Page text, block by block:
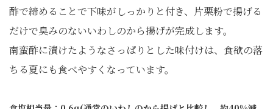
酢で締めることで下味がしっかりと付き、片栗粉で揚げる
だけで臭みのないいわしのから揚げが完成します。
南蛮酢に漬けたようなさっぱりとした味付けは、食欲の落
ちる夏にも食べやすくなっています。